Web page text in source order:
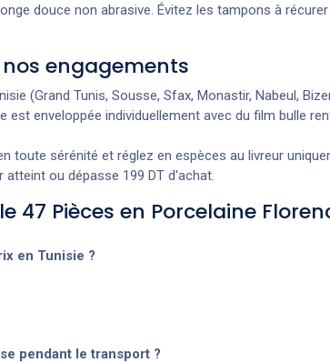
douce non abrasive. Évitez les tampons à
engagements
(Grand Tunis, Sousse, Sfax, Monastir, Nabeul,
est enveloppée individuellement avec du film bulle
toute sérénité et réglez en espèces au livreur
ou dépasse 199 DT d'achat.
47 Pièces en Porcelaine
en Tunisie ?
pendant le transport ?